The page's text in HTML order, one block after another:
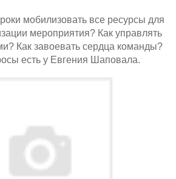
мобилизовать все ресурсы для
мероприятия? Как управлять
Как завоевать сердца команды?
есть у Евгения Шаповала.